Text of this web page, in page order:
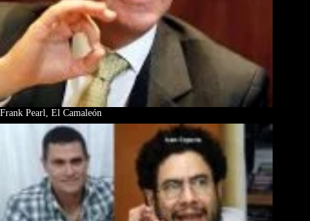
Frank Pearl, El Camaleón